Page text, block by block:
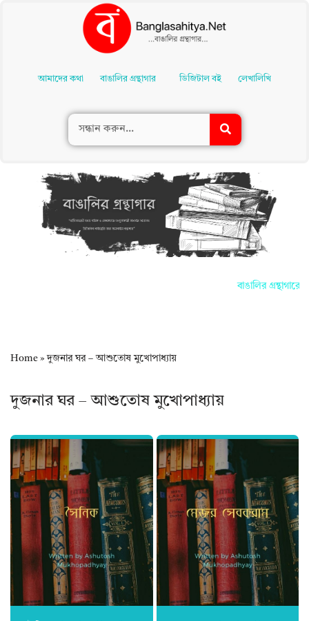
Contentআমাদের কথা বাঙালির গ্রন্থাগার ডিজিটাল বই লেখালিখি
বাঙালির গ্রন্থাগারে
Home »দুজনার ঘর – আশুতোষ মুখোপাধ্যায়
দুজনার ঘর – আশুতোষ মুখোপাধ্যায়